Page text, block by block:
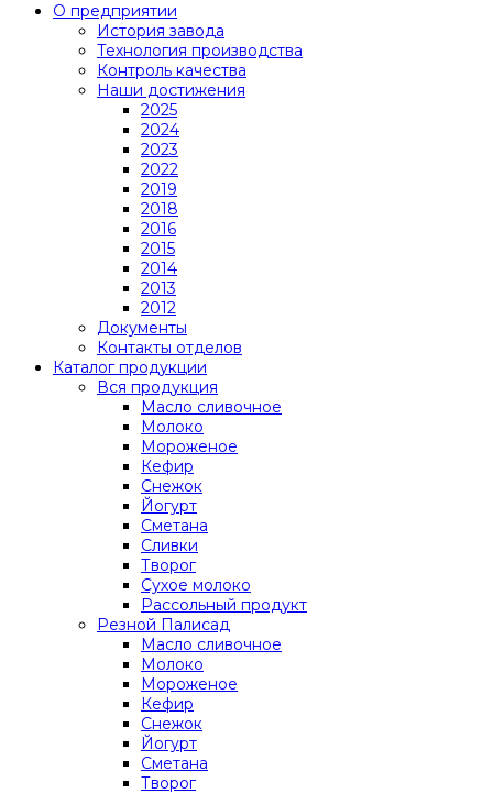
О предприятии
История завода
Технология производства
Контроль качества
Наши достижения
2025
2024
2023
2022
2019
2018
2016
2015
2014
2013
2012
Документы
Контакты отделов
Каталог продукции
Вся продукция
Масло сливочное
Молоко
Мороженое
Кефир
Снежок
Йогурт
Сметана
Сливки
Творог
Сухое молоко
Рассольный продукт
Резной Палисад
Масло сливочное
Молоко
Мороженое
Кефир
Снежок
Йогурт
Сметана
Творог